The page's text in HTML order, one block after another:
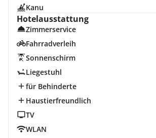
Kanu
Hotelausstattung
Zimmerservice
Fahrradverleih
Sonnenschirm
Liegestuhl
für Behinderte
Haustierfreundlich
TV
WLAN